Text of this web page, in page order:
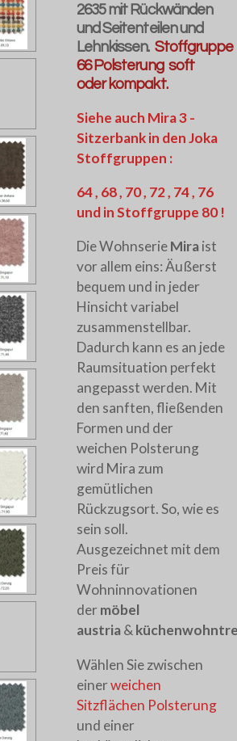
2635 mit Rückwänden
und Seitenteilen und
Lehnkissen. Stoffgruppe
66 Polsterung soft
oder kompakt.
Siehe auch Mira 3 -
Sitzerbank in den Joka
Stoffgruppen :
64 , 68 , 70 , 72 , 74 , 76
und in Stoffgruppe 80 !
Die WohnserieMiraist
vor allem eins: Äußerst
bequem und in jeder
Hinsicht variabel
zusammenstellbar.
Dadurch kann es an jede
Raumsituation perfekt
angepasst werden. Mit
den sanften, fließenden
Formen und der
weichen Polsterung
wird Mira zum
gemütlichen
Rückzugsort. So, wie es
sein soll.
Ausgezeichnet mit dem
Preis für
Wohninnovationen
dermöbel
austria&
Wählen Sie zwischen
einerweichen
Sitzflächen Polsterung
und einer